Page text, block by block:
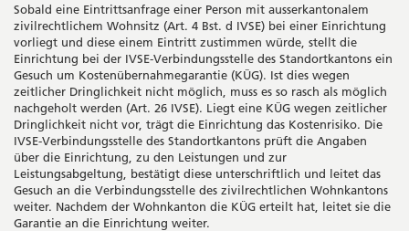
Sobald eine Eintrittsanfrage einer Person mit ausserkantonalem
zivilrechtlichem Wohnsitz (Art. 4 Bst. d IVSE) bei einer Einrichtung
vorliegt und diese einem Eintritt zustimmen würde, stellt die
Einrichtung bei der IVSE-Verbindungsstelle des Standortkantons ein
Gesuch um Kostenübernahmegarantie (KÜG). Ist dies wegen
zeitlicher Dringlichkeit nicht möglich, muss es so rasch als möglich
nachgeholt werden (Art. 26 IVSE). Liegt eine KÜG wegen zeitlicher
Dringlichkeit nicht vor, trägt die Einrichtung das Kostenrisiko. Die
IVSE-Verbindungsstelle des Standortkantons prüft die Angaben
über die Einrichtung, zu den Leistungen und zur
Leistungsabgeltung, bestätigt diese unterschriftlich und leitet das
Gesuch an die Verbindungsstelle des zivilrechtlichen Wohnkantons
weiter. Nachdem der Wohnkanton die KÜG erteilt hat, leitet sie die
Garantie an die Einrichtung weiter.